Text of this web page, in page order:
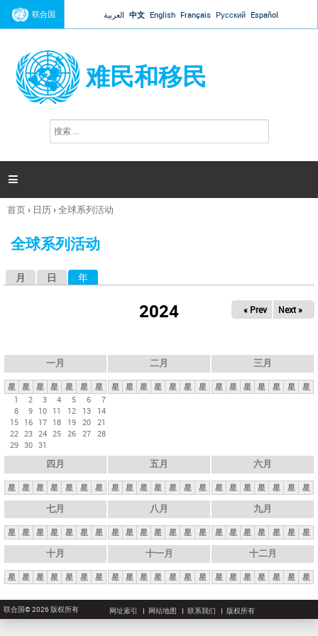
Jump to navigation
联合国 العربية 中文 English Français Русский Español
难民和移民
搜
索

你
这
首页› 日历›全球系列活动
全球系列活动
月 日 年
2024 « Prev Next »
一月
星 星 星 星 星 星
星
1
2 3 4 5 6
7
8
9 10 11 12 13
14
15 16 17 18 19 20 21
22 23 24 25 26 27 28
29 30 31
二月
星 星 星 星 星 星 星
三月
星 星 星 星 星 星 星
四月
星 星 星 星 星 星 星
五月
星 星 星 星 星 星 星
六月
星 星 星 星 星 星 星
七月
星 星 星 星 星 星 星
八月
星 星 星 星 星 星 星
九月
星 星 星 星 星 星 星
十月
星 星 星 星 星 星 星
十一月
星 星 星 星 星 星 星
十二月
星 星 星 星 星 星 星
联合国© 2026 版权所有 网址索引 网站地图 联系我们 版权所有